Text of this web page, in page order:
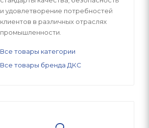
и удовлетворение потребностей
клиентов в различных отраслях
промышленности.
Все товары категории
Все товары бренда ДКС